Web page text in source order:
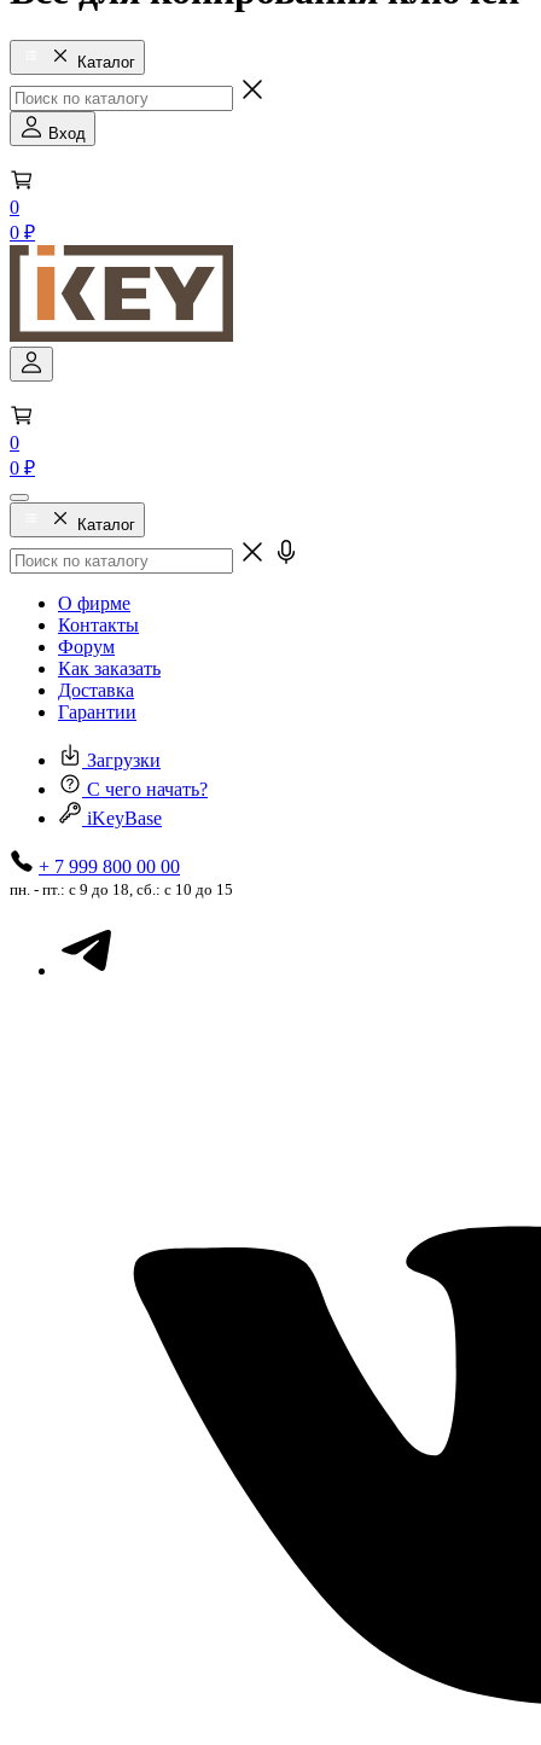
Каталог
Вход
0
0 ₽
0
0 ₽
Каталог
О фирме
Контакты
Форум
Как заказать
Доставка
Гарантии
Загрузки
С чего начать?
iKeyBase
+ 7 999 800 00 00
пн. - пт.: с 9 до 18, сб.: с 10 до 15